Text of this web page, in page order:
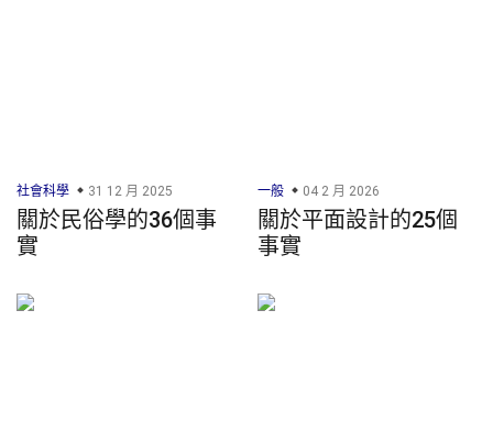
社會科學 31 12 月 2025
關於民俗學的36個事
實
一般 04 2 月 2026
關於平面設計的25個
事實